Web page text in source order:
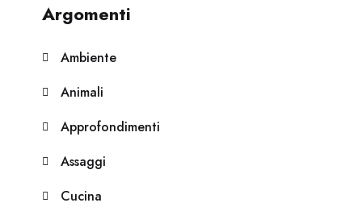
Argomenti
Ambiente
Animali
Approfondimenti
Assaggi
Cucina